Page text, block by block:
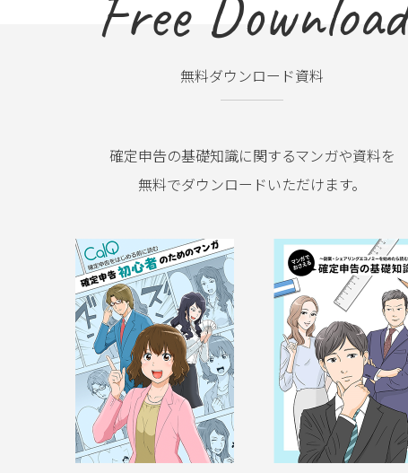
無料ダウンロード資料
確定申告の基礎知識に関するマンガや資料を
無料でダウンロードいただけます。